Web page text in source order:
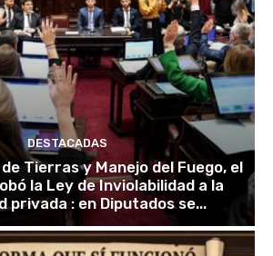
DESTACADAS
Tierras y Manejo del Fuego, el
la Ley de Inviolabilidad a la
privada : en Diputados se...